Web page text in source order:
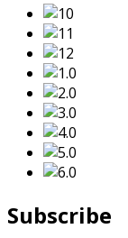
Subscribe